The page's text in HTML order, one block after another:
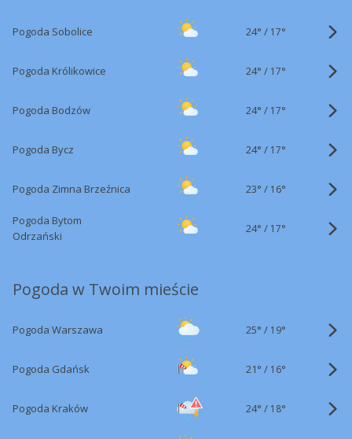
Pogoda Sobolice 24° / 17°
Pogoda Królikowice 24° / 17°
Pogoda Bodzów 24° / 17°
Pogoda Bycz 24° / 17°
Pogoda Zimna Brzeźnica 23° / 16°
Pogoda Bytom
Odrzański
24° / 17°
Pogoda w Twoim mieście
Pogoda Warszawa 25° / 19°
Pogoda Gdańsk 21° / 16°
Pogoda Kraków 24° / 18°